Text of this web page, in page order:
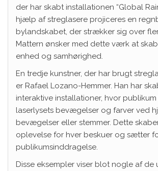
der har skabt installationen “Global
hjælp af streglasere projiceres en
bylandskabet, der strækker sig over
Mattern ønsker med dette værk at
enhed og samhørighed.
En tredje kunstner, der har brugt
er Rafael Lozano-Hemmer. Han har
interaktive installationer, hvor
laserlysets bevægelser og farver ved
bevægelser eller stemmer. Dette
oplevelse for hver beskuer og sætter
publikumsinddragelse.
Disse eksempler viser blot nogle af de